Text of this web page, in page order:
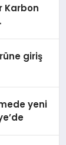
Karbon
giriş
yeni